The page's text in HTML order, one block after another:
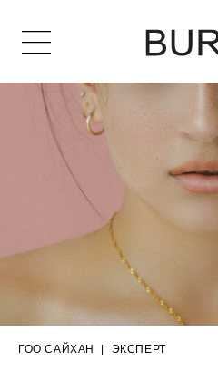
ГОО САЙХАН ЭКСПЕРТ